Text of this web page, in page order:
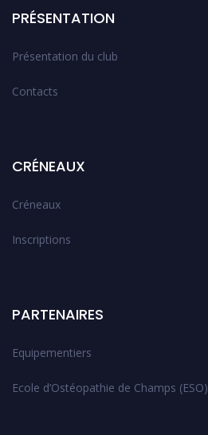
PRÉSENTATION
Présentation du club
Contacts
CRÉNEAUX
Créneaux
Inscriptions
PARTENAIRES
Equipementiers
Ecole d’Ostéopathie de Champs (ESO)